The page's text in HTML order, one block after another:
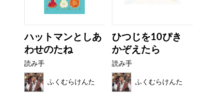
ハットマンとしあ
わせのたね
読み手
ふくむらけんた
ひつじを10ぴき
かぞえたら
読み手
ふくむらけんた